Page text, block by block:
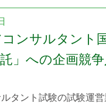
方の役に立つ最新の社
に関する資料・情報を、
で提供することを目的に
コンサルタント
」への企画競争
タント試験の試験運